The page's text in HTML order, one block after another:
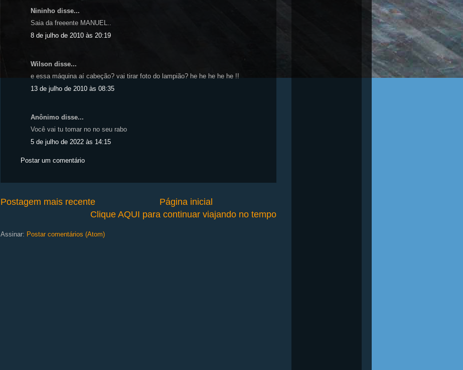
Nininho disse...
Saia da freeente MANUEL..
8 de julho de 2010 às 20:19
Wilson disse...
e essa máquina aí cabeção? vai tirar foto do lampião? he he he he he !!
13 de julho de 2010 às 08:35
Anônimo disse...
Você vai tu tomar no no seu rabo
5 de julho de 2022 às 14:15
Postar um comentário
Postagem mais recente
Clique AQUI para continuar viajando no tempo
Página inicial
Assinar: Postar comentários (Atom)